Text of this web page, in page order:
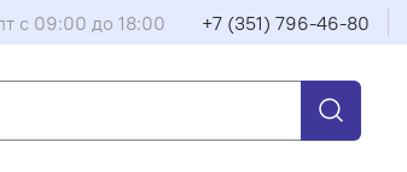
с 09:00 до 18:00 +7 (351) 796-46-80